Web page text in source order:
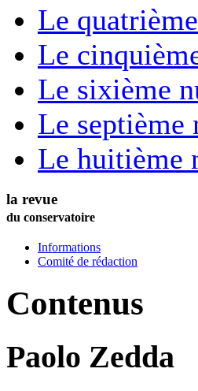
Le
Le
Le sixième
Le septième
Le huitième
la revue
du conservatoire
Informations
Comité de rédaction
Contenus
Paolo Zedda